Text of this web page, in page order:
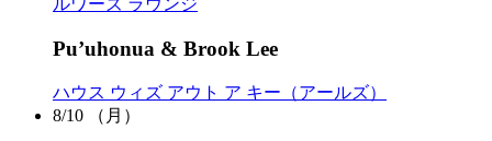
ルワーズ ラウンジ
Pu’uhonua & Brook Lee
ハウス ウィズ アウト ア キー（アールズ）
8/10
（月）